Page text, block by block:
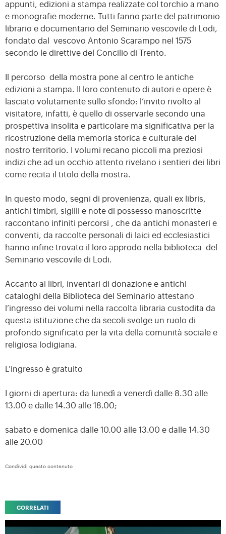
appunti, edizioni a stampa realizzate col torchio a mano
e monografie moderne. Tutti fanno parte del patrimonio
librario e documentario del Seminario vescovile di Lodi,
fondato dal vescovo Antonio Scarampo nel 1575
secondo le direttive del Concilio di Trento.
Il percorso della mostra pone al centro le antiche
edizioni a stampa. Il loro contenuto di autori e opere è
lasciato volutamente sullo sfondo: l’invito rivolto al
visitatore, infatti, è quello di osservarle secondo una
prospettiva insolita e particolare ma significativa per la
ricostruzione della memoria storica e culturale del
nostro territorio. I volumi recano piccoli ma preziosi
indizi che ad un occhio attento rivelano i sentieri dei libri
come recita il titolo della mostra.
In questo modo, segni di provenienza, quali ex libris,
antichi timbri, sigilli e note di possesso manoscritte
raccontano infiniti percorsi , che da antichi monasteri e
conventi, da raccolte personali di laici ed ecclesiastici
hanno infine trovato il loro approdo nella biblioteca del
Seminario vescovile di Lodi.
Accanto ai libri, inventari di donazione e antichi
cataloghi della Biblioteca del Seminario attestano
l’ingresso dei volumi nella raccolta libraria custodita da
questa istituzione che da secoli svolge un ruolo di
profondo significato per la vita della comunità sociale e
religiosa lodigiana.
L’ingresso è gratuito
I giorni di apertura: da lunedì a venerdì dalle 8.30 alle
13.00 e dalle 14.30 alle 18.00;
sabato e domenica dalle 10.00 alle 13.00 e dalle 14.30
alle 20.00
Condividi questo contenuto
CORRELATI